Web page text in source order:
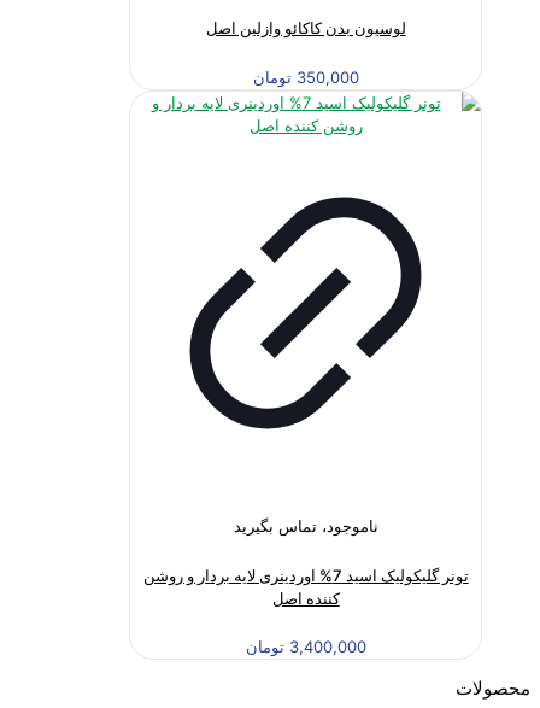
لوسیون بدن کاکائو وازلین اصل
350,000 تومان
ناموجود، تماس بگیرید
تونر گلیکولیک اسید 7% اوردینری لایه بردار و روشن
کننده اصل
3,400,000 تومان
محصولات